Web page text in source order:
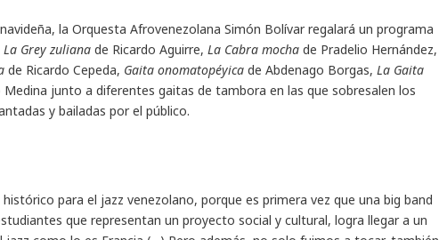
la Orquesta Afrovenezolana Simón Bolívar regalará un programa
La Grey zuliana de Ricardo Aguirre, La Cabra mocha de Pradelio Hernández,
de Ricardo Cepeda, Gaita onomatopéyica de Abdenago Borgas, La Gaita
junto a diferentes gaitas de tambora en las que sobresalen los
y bailadas por el público.
para el jazz venezolano, porque es primera vez que una big band
que representan un proyecto social y cultural, logra llegar a un